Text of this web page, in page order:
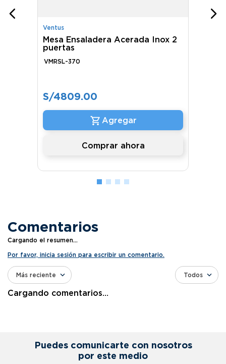
Ventus
Mesa Ensaladera Acerada Inox 2
puertas
VMRSL-370
S/4809.00
Comprar ahora
Comentarios
Cargando el resumen…
Por favor, inicia sesión para escribir un comentario.
Más reciente Todos
Cargando comentarios…
Puedes comunicarte con nosotros
por este medio